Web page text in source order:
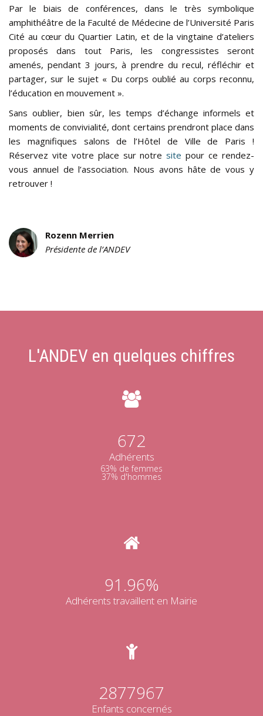
Par le biais de conférences, dans le très symbolique
amphithéâtre de la Faculté de Médecine de l’Université Paris
Cité au cœur du Quartier Latin, et de la vingtaine d’ateliers
proposés dans tout Paris, les congressistes seront
amenés, pendant 3 jours, à prendre du recul, réfléchir et
partager, sur le sujet « Du corps oublié au corps reconnu,
l’éducation en mouvement ».
Sans oublier, bien sûr, les temps d’échange informels et
moments de convivialité, dont certains prendront place dans
les magnifiques salons de l’Hôtel de Ville de Paris !
Réservez vite votre place sur notresite pour ce rendez-
vous annuel de l’association. Nous avons hâte de vous y
retrouver !
Rozenn Merrien
Présidente de l’ANDEV
L'ANDEV en quelques chiffres
672
Adhérents
63% de femmes
37% d'hommes
91.96%
Adhérents travaillent en Mairie
2877967
Enfants concernés